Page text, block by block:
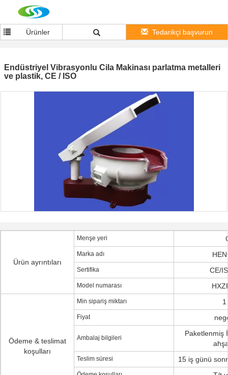
Ürünler Tedarikçi başvurun
Endüstriyel Vibrasyonlu Cila Makinası parlatma metalleri
ve plastik, CE / ISO
Ürün ayrıntıları
Menşe yeri
Marka adı
Sertifika CE/
Model numarası
Ödeme & teslimat
koşulları
Min sipariş miktarı
Fiyat
Ambalaj bilgileri
Paketlenmiş
Teslim süresi 15 iş günü